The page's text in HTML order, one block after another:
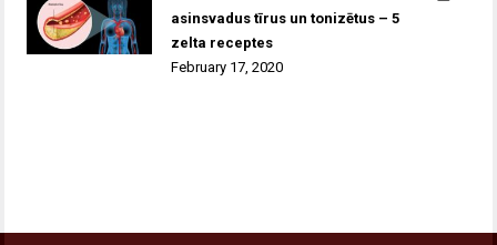
asinsvadus tīrus un tonizētus – 5
zelta receptes
February 17, 2020